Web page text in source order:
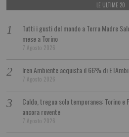
LE ULTIME 20
Tutti i gusti del mondo a Terra Madre
mese a Torino
7 Agosto 2026
Iren Ambiente acquista il 66% di
7 Agosto 2026
Caldo, tregua solo temporanea: Torino e
ancora rovente
7 Agosto 2026